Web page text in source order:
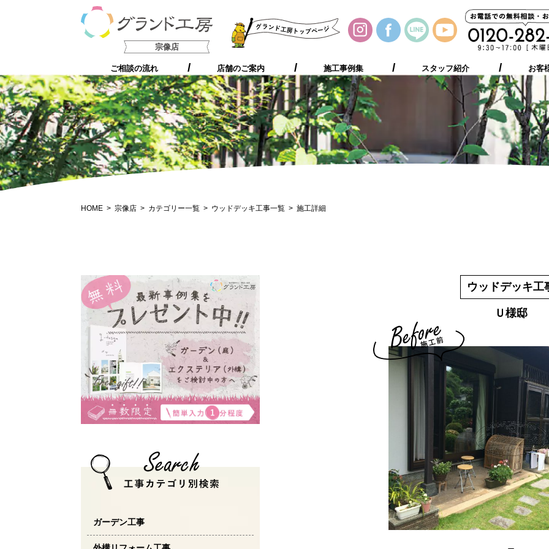
宗像店
ご相談の流れ 店舗のご案内 施工事例集 スタッフ紹介 お客
支持される5つの理由 施工事例集 お客様の声 プレゼント ご相談の流れ
HOME 宗像店 カテゴリー一覧 ウッドデッキ工事一覧 施工詳細
ウッドデッキ工
Ｕ様邸
ガーデン工事